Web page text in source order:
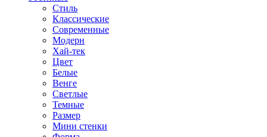
Стиль
Классические
Современные
Модерн
Хай-тек
Цвет
Белые
Венге
Светлые
Темные
Размер
Мини стенки